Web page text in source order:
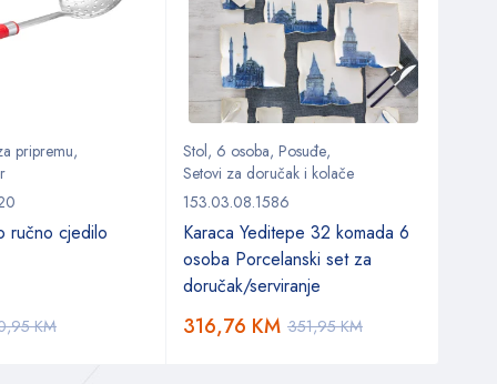
pripremu,
ručno cjedilo
KM
Stol, 6 osoba, Posuđe,
Setovi za doručak i kolače
153.03.08.1586
Karaca Yeditepe 32 komada 6
osoba Porcelanski set za
doručak/serviranje
351,95KM
316,76 KM